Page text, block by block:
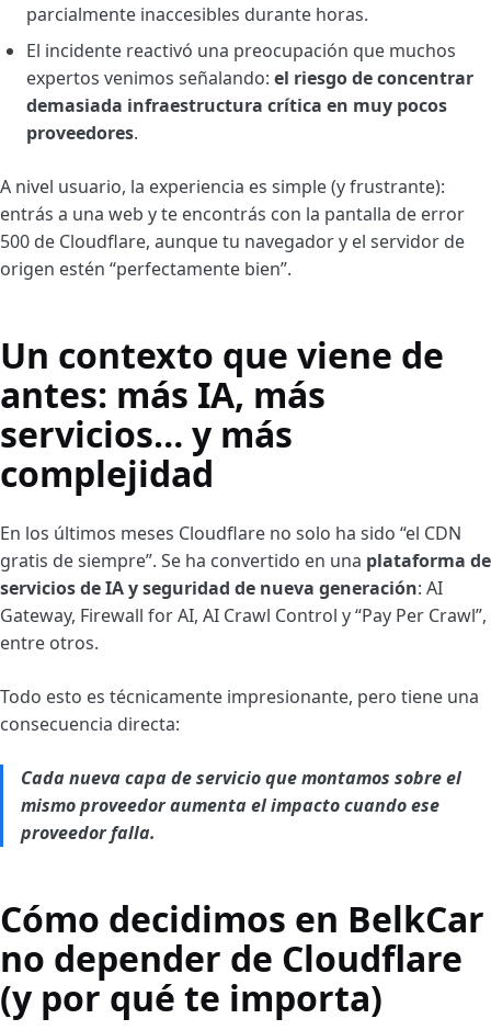
parcialmente inaccesibles durante horas.
El incidente reactivó una preocupación que muchos
expertos venimos señalando: el riesgo de concentrar
demasiada infraestructura crítica en muy pocos
proveedores.
A nivel usuario, la experiencia es simple (y frustrante):
entrás a una web y te encontrás con la pantalla de error
500 de Cloudflare, aunque tu navegador y el servidor de
origen estén “perfectamente bien”.
Un contexto que viene de
antes: más IA, más
servicios… y más
complejidad
En los últimos meses Cloudflare no solo ha sido “el CDN
gratis de siempre”. Se ha convertido en una plataforma de
servicios de IA y seguridad de nueva generación: AI
Gateway, Firewall for AI, AI Crawl Control y “Pay Per Crawl”,
entre otros.
Todo esto es técnicamente impresionante, pero tiene una
consecuencia directa:
Cada nueva capa de servicio que montamos sobre el
mismo proveedor aumenta el impacto cuando ese
proveedor falla.
Cómo decidimos en BelkCar
no depender de Cloudflare
(y por qué te importa)